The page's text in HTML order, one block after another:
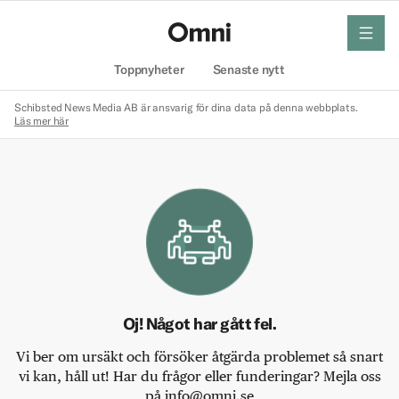
Toppnyheter Senaste nytt
meny
Schibsted News Media AB är ansvarig för dina data på denna webbplats.
Läs mer här
Oj! Något har gått fel.
Vi ber om ursäkt och försöker åtgärda problemet så snart
vi kan, håll ut! Har du frågor eller funderingar? Mejla oss